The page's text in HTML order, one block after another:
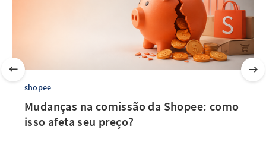
shopee
Mudanças na comissão da Shopee: como
isso afeta seu preço?